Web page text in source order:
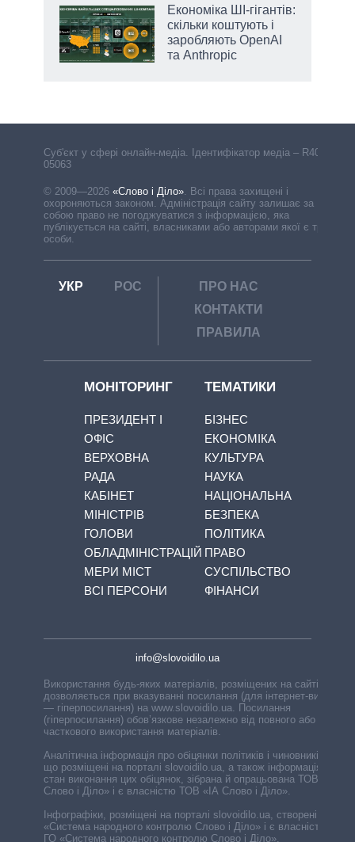
Економіка ШІ-гігантів:
скільки коштують і
заробляють OpenAI
та Anthropic
Cуб'єкт у сфері онлайн-медіа. Ідентифікатор медіа – R40-
05063
© 2009—2026 «Слово і Діло». Всі права захищені і
охороняються законом. Адміністрація сайту залишає за
собою право не погоджуватися з інформацією, яка
публікується на сайті, власниками або авторами якої є треті
особи.
УКР РОС
ПРО НАС
КОНТАКТИ
ПРАВИЛА
МОНІТОРИНГ
ПРЕЗИДЕНТ І
ОФІС
ВЕРХОВНА
РАДА
КАБІНЕТ
МІНІСТРІВ
ГОЛОВИ
ОБЛАДМІНІСТРАЦІЙ
МЕРИ МІСТ
ВСІ ПЕРСОНИ
ТЕМАТИКИ
БІЗНЕС
ЕКОНОМІКА
КУЛЬТУРА
НАУКА
НАЦІОНАЛЬНА
БЕЗПЕКА
ПОЛІТИКА
ПРАВО
СУСПІЛЬСТВО
ФІНАНСИ
info@slovoidilo.ua
Використання будь-яких матеріалів, розміщених на сайті,
дозволяється при вказуванні посилання (для інтернет-видань
— гіперпосилання) на www.slovoidilo.ua. Посилання
(гіперпосилання) обов’язкове незалежно від повного або
часткового використання матеріалів.
Аналітична інформація про обіцянки політиків і чиновників,
що розміщені на порталі slovoidilo.ua, а також інформація про
стан виконання цих обіцянок, зібрана й опрацьована ТОВ «ІА
Слово і Діло» і є власністю ТОВ «ІА Слово і Діло».
Інфографіки, розміщені на порталі slovoidilo.ua, створені ГО
«Система народного контролю Слово і Діло» і є власністю
ГО «Система народного контролю Слово і Діло».